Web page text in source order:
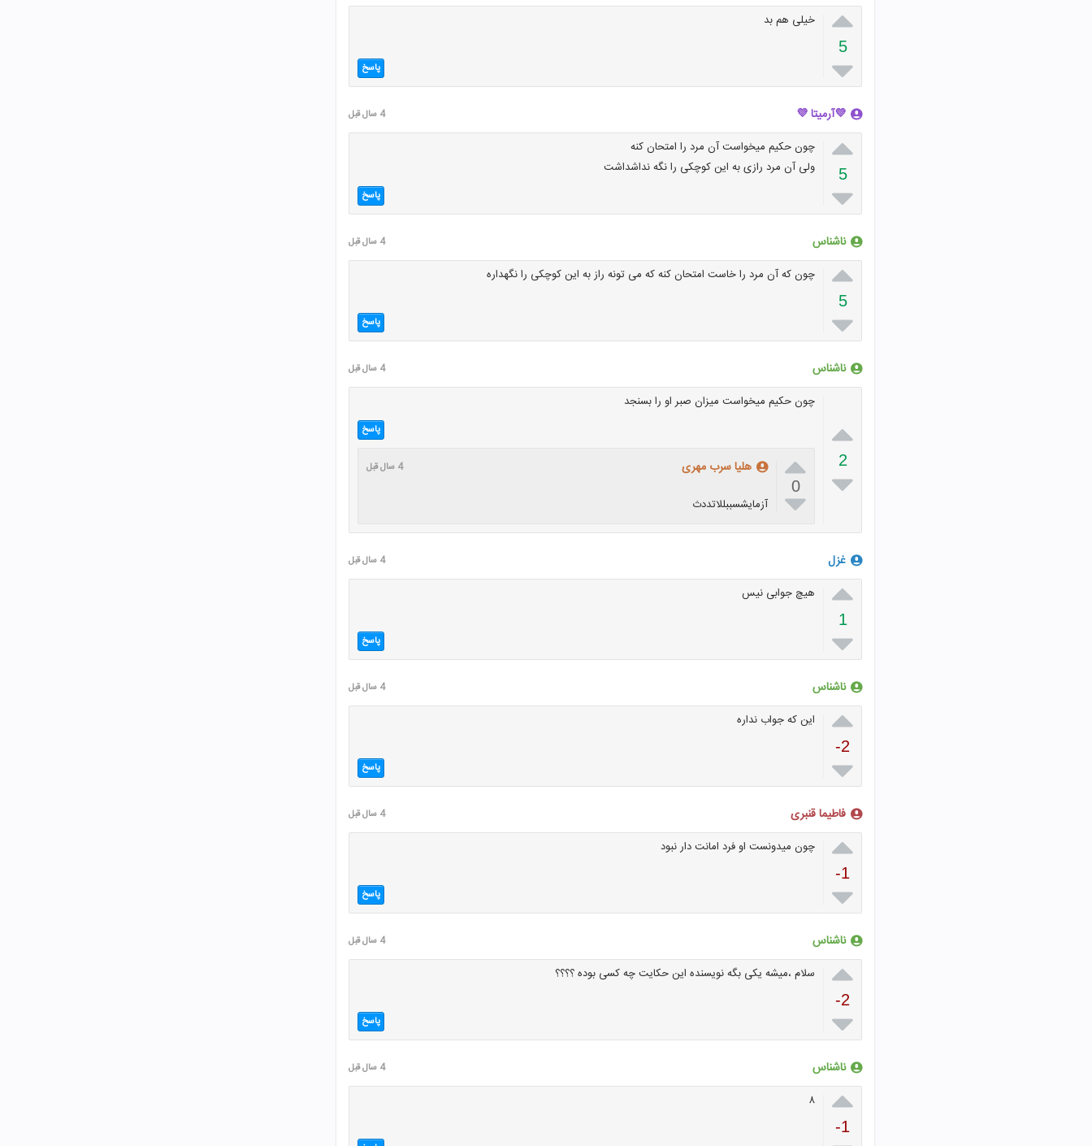

5

خیلی هم بد
پاسخ
💜آرمیتا 💜 4 سال قبل

5

چون حکیم میخواست آن مرد را امتحان کنه
ولی آن مرد رازی به این کوچکی را نگه نداشداشت
پاسخ
ناشناس 4 سال قبل

5

چون که آن مرد را خاست امتحان کنه که می تونه راز به این کوچکی را نگهداره
پاسخ
ناشناس 4 سال قبل

2

چون حکیم میخواست میزان صبر او را بسنجد
پاسخ

0

هلیا سرب مهری 4 سال قبل
آزمایشسببللاتددث
غزل 4 سال قبل

1

هیچ جوابی نیس
پاسخ
ناشناس 4 سال قبل

-2

این که جواب نداره
پاسخ
فاطیما قنبری 4 سال قبل

-1

چون میدونست او فرد امانت دار نبود
پاسخ
ناشناس 4 سال قبل

-2

سلام ،میشه یکی بگه نویسنده این حکایت چه کسی بوده ؟؟؟؟
پاسخ
ناشناس 4 سال قبل

-1
۸